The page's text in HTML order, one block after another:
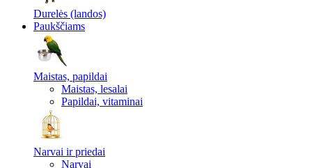
Durelės (landos)
Paukščiams
Maistas, papildai
Maistas, lesalai
Papildai, vitaminai
Narvai ir priedai
Narvai